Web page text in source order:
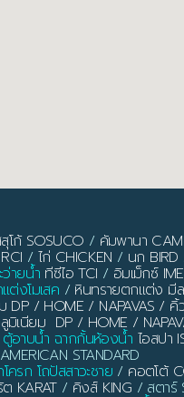
สุโก้ SOSUCO / คัมพานา
/ ไก่ CHICKEN / นก BIRD
ว่ายน้ำ ทีซีไอ TCI / อิมเม็กซ์
ต่งโมเสค / หินทรายตกแต่ง มี
DP / HOME / NAPAVAS / คิ้
มิเนียม DP / HOME /
อาบน้ำ ฉากกั้นห้องน้ำ ไอสปา
STANDARD
รก โถปัสสาวะชาย / คอตโต้
ต KARAT/ คิงส์ KING / สตาร์